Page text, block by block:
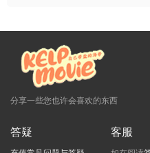
分享一些您也许会喜欢的东西
答疑 客服